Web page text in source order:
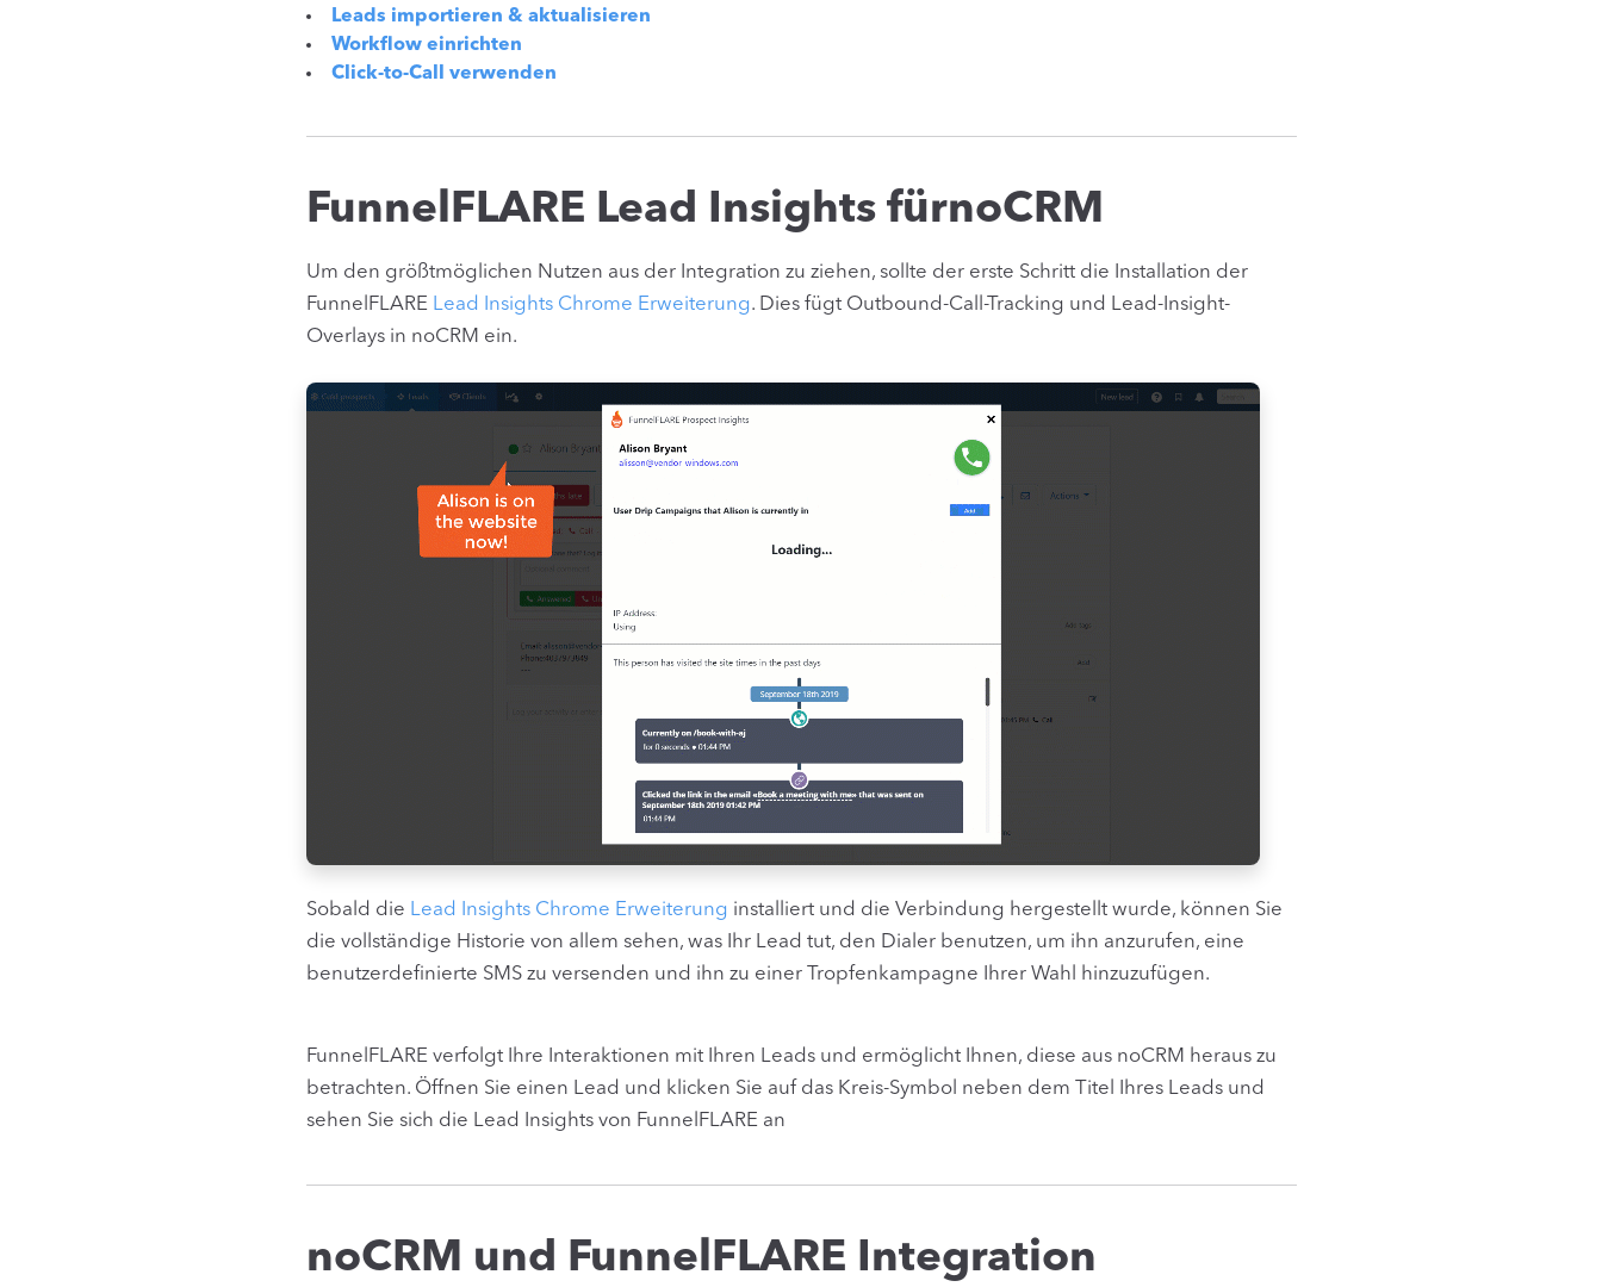
Leads importieren & aktualisieren
Workflow einrichten
Click-to-Call verwenden
FunnelFLARE Lead Insights fürnoCRM
Um den größtmöglichen Nutzen aus der Integration zu ziehen, sollte der erste Schritt die Installation der
FunnelFLARE Lead Insights Chrome Erweiterung. Dies fügt Outbound-Call-Tracking und Lead-Insight-
Overlays in noCRM ein.
Sobald die Lead Insights Chrome Erweiterung installiert und die Verbindung hergestellt wurde, können Sie
die vollständige Historie von allem sehen, was Ihr Lead tut, den Dialer benutzen, um ihn anzurufen, eine
benutzerdefinierte SMS zu versenden und ihn zu einer Tropfenkampagne Ihrer Wahl hinzuzufügen.
FunnelFLARE verfolgt Ihre Interaktionen mit Ihren Leads und ermöglicht Ihnen, diese aus noCRM heraus zu
betrachten. Öffnen Sie einen Lead und klicken Sie auf das Kreis-Symbol neben dem Titel Ihres Leads und
sehen Sie sich die Lead Insights von FunnelFLARE an
noCRM und FunnelFLARE Integration